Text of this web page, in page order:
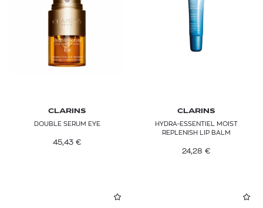
CLARINS
DOUBLE SERUM EYE
45,43 €
CLARINS
HYDRA-ESSENTIEL MOIST
REPLENISH LIP BALM
24,28 €